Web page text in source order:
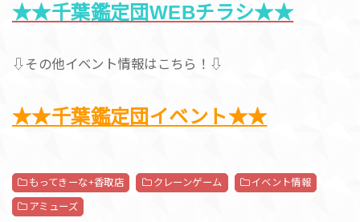
★★千葉鑑定団WEBチラシ★★
⇩その他イベント情報はこちら！⇩
★★千葉鑑定団イベント★★
もってきーな+香取店 クレーンゲーム イベント情報
アミューズ